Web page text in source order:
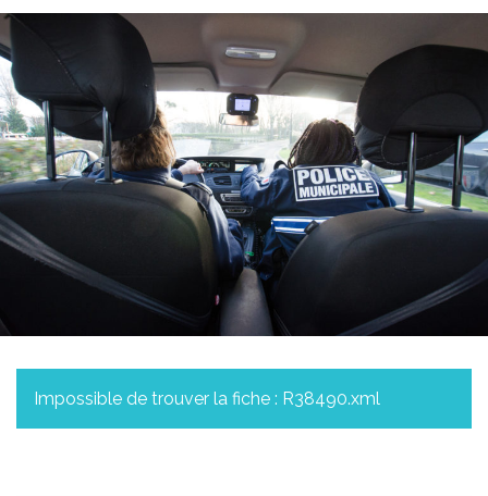
Impossible de trouver la fiche : R38490.xml